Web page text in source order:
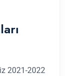
2021-2022